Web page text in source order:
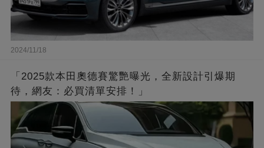
2024/11/18
「2025款本田奧德賽驚艷曝光，全新設計引爆期
待，網友：必買清單安排！」